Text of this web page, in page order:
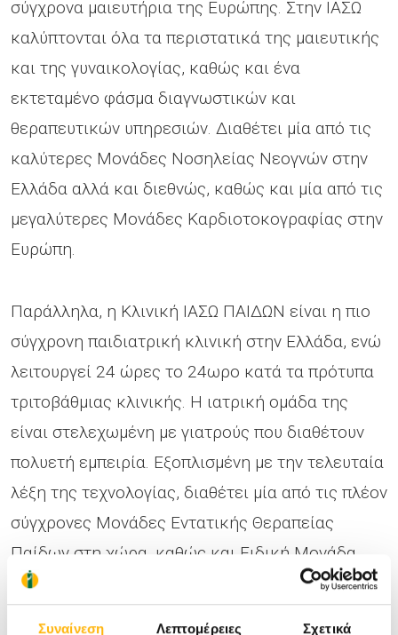
Συναίνεση Λεπτομέρειες Σχετικά
σύγχρονα μαιευτήρια της Ευρώπης. Στην ΙΑΣΩ
καλύπτονται όλα τα περιστατικά της μαιευτικής
και της γυναικολογίας, καθώς και ένα
εκτεταμένο φάσμα διαγνωστικών και
θεραπευτικών υπηρεσιών. Διαθέτει μία από τις
καλύτερες Μονάδες Νοσηλείας Νεογνών στην
Ελλάδα αλλά και διεθνώς, καθώς και μία από τις
μεγαλύτερες Μονάδες Καρδιοτοκογραφίας στην
Ευρώπη.
Παράλληλα, η Κλινική ΙΑΣΩ ΠΑΙΔΩΝ είναι η πιο
σύγχρονη παιδιατρική κλινική στην Ελλάδα, ενώ
λειτουργεί 24 ώρες το 24ωρο κατά τα πρότυπα
τριτοβάθμιας κλινικής. Η ιατρική ομάδα της
είναι στελεχωμένη με γιατρούς που διαθέτουν
πολυετή εμπειρία. Εξοπλισμένη με την τελευταία
λέξη της τεχνολογίας, διαθέτει μία από τις πλέον
σύγχρονες Μονάδες Εντατικής Θεραπείας
Παίδων στη χώρα, καθώς και Ειδική Μονάδα
Επεμβατικής Ακτινολογίας και οργανωμένη